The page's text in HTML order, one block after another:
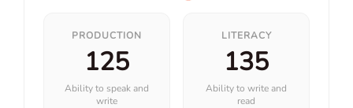
PRODUCTION
125
Ability to speak and
write
LITERACY
135
Ability to write and
read